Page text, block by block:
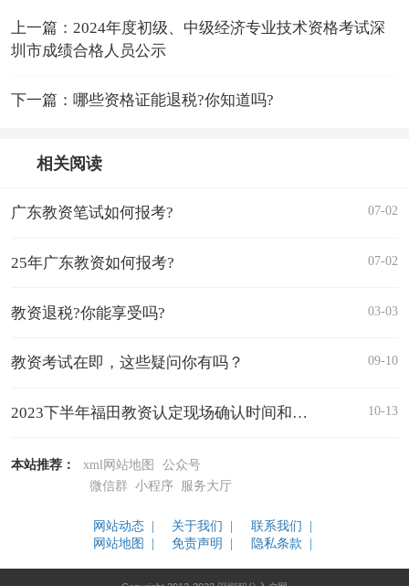
上一篇：2024年度初级、中级经济专业技术资格考试深
圳市成绩合格人员公示
下一篇：哪些资格证能退税?你知道吗?
相关阅读
广东教资笔试如何报考? 07-02
25年广东教资如何报考? 07-02
教资退税?你能享受吗? 03-03
教资考试在即，这些疑问你有吗？ 09-10
2023下半年福田教资认定现场确认时间和地点一览 10-13
本站推荐： xml网站地图
公众号
微信群 小程序 服务大厅
网站动态 | 关于我们 |
联系我们 |
网站地图 |
免责声明 | 隐私条款 |